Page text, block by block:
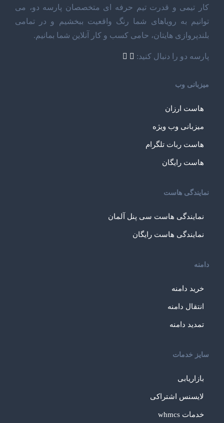
کار تیمی و قدرت تیم حرفه ای متخصصان پارسه دو، می
توانیم به رویاهای شما رنگ واقعیت ببخشیم و در تمامی
بلندپروازی هایتان، حامی کسب و کار آنلاین شما بمانیم.
پارسه دو را دنبال کنید:
میزبانی وب
هاست ارزان
میزبانی وب ویژه
هاست ربات تلگرام
هاست رایگان
نمایندگی هاست
نمایندگی هاست سی پنل آلمان
نمایندگی هاست رایگان
دامنه
خرید دامنه
انتقال دامنه
تمدید دامنه
سایز خدمات
بازاریابی
لایسنس اشتراکی
خدمات whmcs